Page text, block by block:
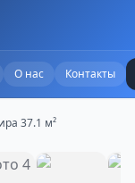
О нас Контакты
37.1 м²